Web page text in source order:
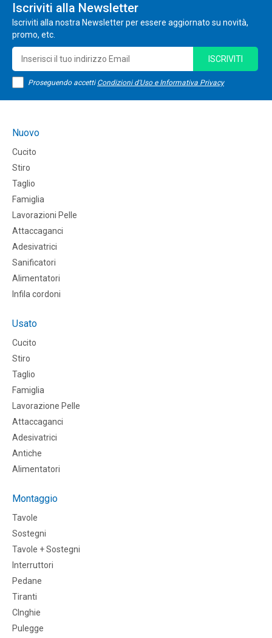
Iscriviti alla Newsletter
Iscriviti alla nostra Newsletter per essere aggiornato su novità,
promo, etc.
Proseguendo accetti Condizioni d'Uso e Informativa Privacy
ISCRIVITI
Nuovo
Cucito
Stiro
Taglio
Famiglia
Lavorazioni Pelle
Attaccaganci
Adesivatrici
Sanificatori
Alimentatori
Infila cordoni
Usato
Cucito
Stiro
Taglio
Famiglia
Lavorazione Pelle
Attaccaganci
Adesivatrici
Antiche
Alimentatori
Montaggio
Tavole
Sostegni
Tavole + Sostegni
Interruttori
Pedane
Tiranti
CInghie
Pulegge